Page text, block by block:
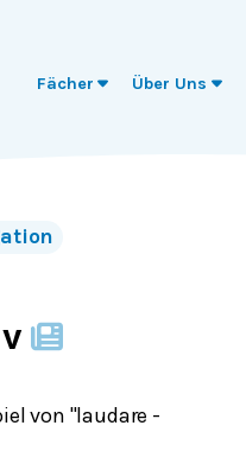
Fächer Über Uns
von "laudare -